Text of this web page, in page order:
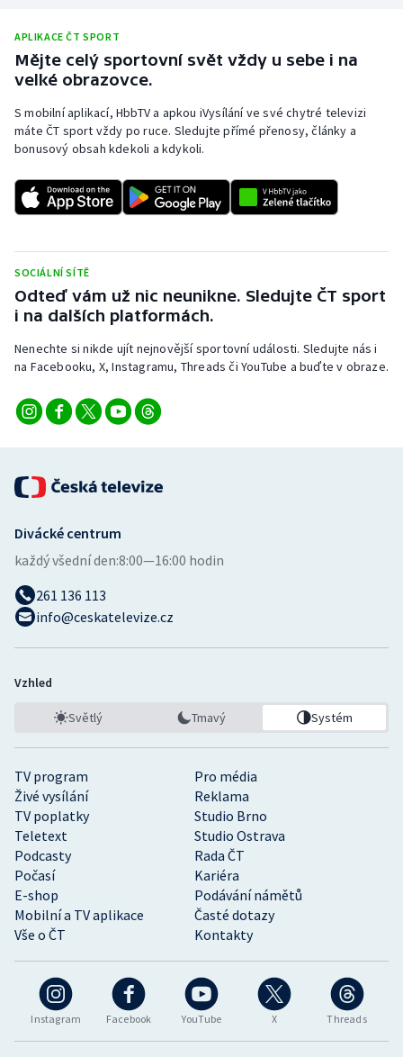
Volejbal
Ostatní
APLIKACE ČT SPORT
Mějte celý sportovní svět vždy u sebe i na
velké obrazovce.
S mobilní aplikací, HbbTV a apkou iVysílání ve své chytré televizi
máte ČT sport vždy po ruce. Sledujte přímé přenosy, články a
bonusový obsah kdekoli a kdykoli.
SOCIÁLNÍ SÍTĚ
Odteď vám už nic neunikne. Sledujte ČT sport
i na dalších platformách.
Nenechte si nikde ujít nejnovější sportovní události. Sledujte nás i
na Facebooku, X, Instagramu, Threads či YouTube a buďte v obraze.
Instagram Facebook YouTube X Threads
TV program
Pro média
Živé vysílání
Reklama
TV poplatky
Studio Brno
Teletext
Studio Ostrava
Podcasty
Rada ČT
Počasí
Kariéra
E-shop
Podávání námětů
Mobilní a TV aplikace
Časté dotazy
Vše o ČT
Kontakty
Divácké centrum
každý všední den:8:00—16:00 hodin
261 136 113
info@ceskatelevize.cz
Vzhled
Světlý Tmavý Systém